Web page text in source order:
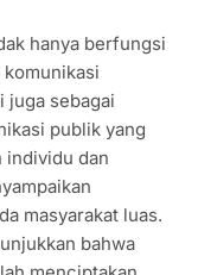
hanya berfungsi
komunikasi
juga sebagai
publik yang
individu dan
masyarakat luas.
bahwa